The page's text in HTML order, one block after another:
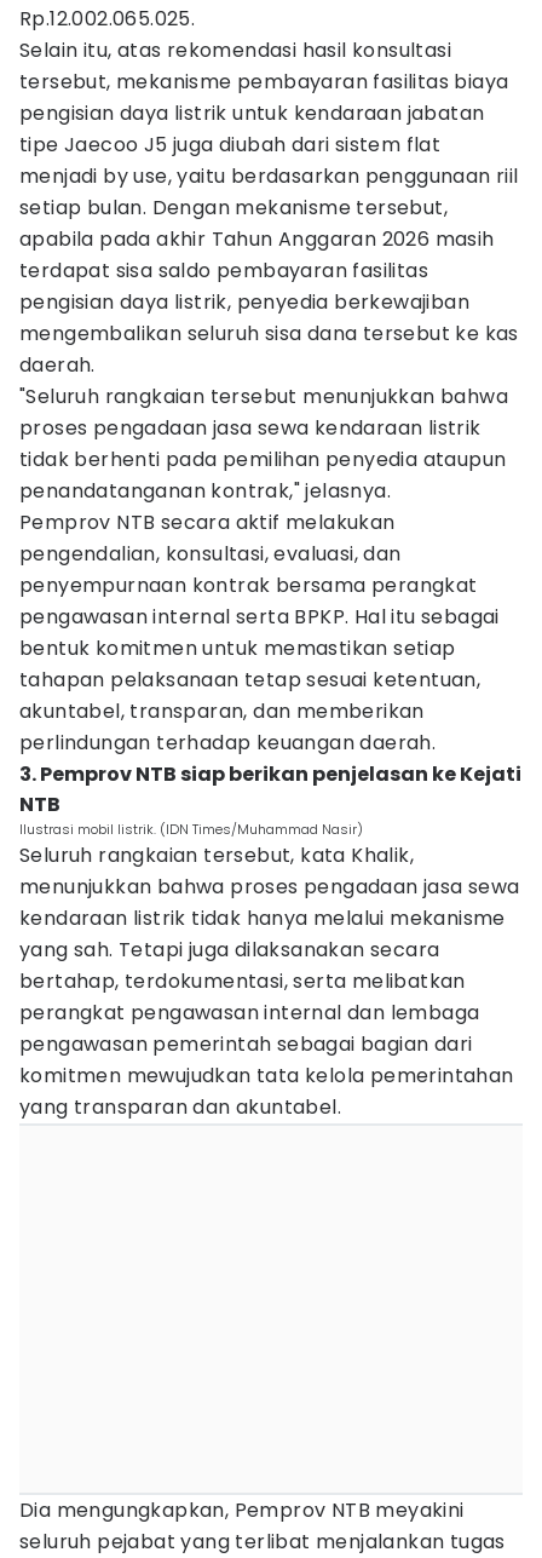
Rp.12.002.065.025.
Selain itu, atas rekomendasi hasil konsultasi
tersebut, mekanisme pembayaran fasilitas biaya
pengisian daya listrik untuk kendaraan jabatan
tipe Jaecoo J5 juga diubah dari sistem flat
menjadi by use, yaitu berdasarkan penggunaan riil
setiap bulan. Dengan mekanisme tersebut,
apabila pada akhir Tahun Anggaran 2026 masih
terdapat sisa saldo pembayaran fasilitas
pengisian daya listrik, penyedia berkewajiban
mengembalikan seluruh sisa dana tersebut ke kas
daerah.
"Seluruh rangkaian tersebut menunjukkan bahwa
proses pengadaan jasa sewa kendaraan listrik
tidak berhenti pada pemilihan penyedia ataupun
penandatanganan kontrak," jelasnya.
Pemprov NTB secara aktif melakukan
pengendalian, konsultasi, evaluasi, dan
penyempurnaan kontrak bersama perangkat
pengawasan internal serta BPKP. Hal itu sebagai
bentuk komitmen untuk memastikan setiap
tahapan pelaksanaan tetap sesuai ketentuan,
akuntabel, transparan, dan memberikan
perlindungan terhadap keuangan daerah.
3. Pemprov NTB siap berikan penjelasan ke Kejati
NTB
Ilustrasi mobil listrik. (IDN Times/Muhammad Nasir)
Seluruh rangkaian tersebut, kata Khalik,
menunjukkan bahwa proses pengadaan jasa sewa
kendaraan listrik tidak hanya melalui mekanisme
yang sah. Tetapi juga dilaksanakan secara
bertahap, terdokumentasi, serta melibatkan
perangkat pengawasan internal dan lembaga
pengawasan pemerintah sebagai bagian dari
komitmen mewujudkan tata kelola pemerintahan
yang transparan dan akuntabel.
Dia mengungkapkan, Pemprov NTB meyakini
seluruh pejabat yang terlibat menjalankan tugas